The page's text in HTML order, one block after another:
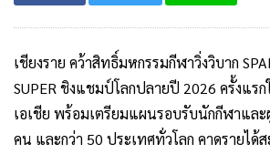
เชียงราย คว้าสิทธิ์มหกรรมกีฬาวิ่งวิบาก
SUPER ชิงแชมป์โลกปลายปี 2026 ครั้งแร
เอเชีย พร้อมเตรียมแผนรอบรับนักกีฬาและ
คน และกว่า 50 ประเทศทั่วโลก คาดรายได้